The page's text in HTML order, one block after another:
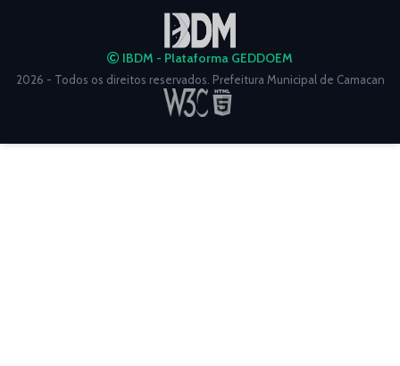
IBDM - Plataforma GEDDOEM
2026 - Todos os direitos reservados. Prefeitura Municipal de Camacan